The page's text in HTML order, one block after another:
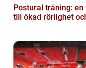
Postural träning: en
till ökad rörlighet